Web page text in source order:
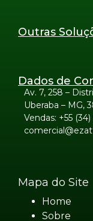
Outras
Dados de
Av. 7, 258 –
Uberaba – MG,
Vendas: +55
Mapa do Site
Home
Sobre